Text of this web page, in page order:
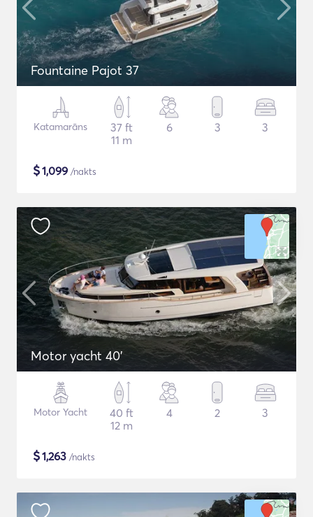
Fountaine Pajot 37
Katamarāns
37 ft
11 m
6 3 3
$1,099 /nakts
Motor yacht 40'
Motor Yacht
40 ft
12 m
4 2 3
$1,263 /nakts